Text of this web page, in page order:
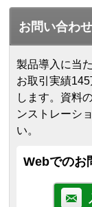
お問い合わ
製品導入に当
お取引実績
します。 資料
ンストレーシ
い。
Webでのお